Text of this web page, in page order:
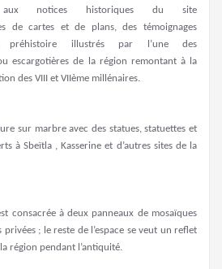
notices historiques du site
de cartes et de plans, des témoignages
préhistoire illustrés par l’une des
escargotières de la région remontant à la
des VIII et VIIème millénaires.
sur marbre avec des statues, statuettes et
à Sbeïtla , Kasserine et d’autres sites de la
consacrée à deux panneaux de mosaïques
; le reste de l’espace se veut un reflet
région pendant l’antiquité.